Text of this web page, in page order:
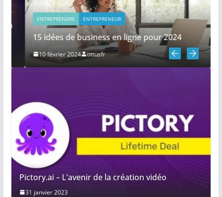
ENTREPRENDRE ENTREPRENEUR
15 idées de business en ligne pour 2024
10 février 2024 ottusfr
Pictory.ai – L’avenir de la création vidéo
31 janvier 2023